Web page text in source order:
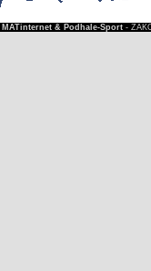
MATinternet & Podhale-Sport-